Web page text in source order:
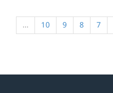
7
8
9
10
...